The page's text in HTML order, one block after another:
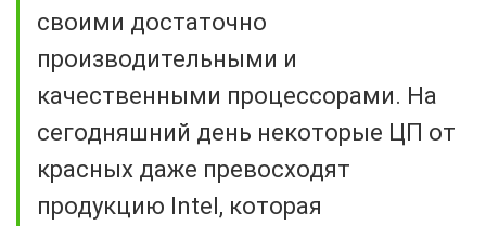
своими достаточно
производительными и
качественными процессорами. На
сегодняшний день некоторые ЦП от
красных даже превосходят
продукцию Intel, которая